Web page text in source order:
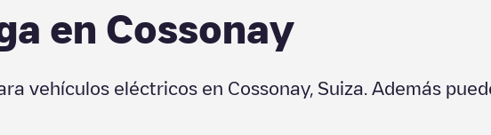
en Cossonay
vehículos eléctricos en Cossonay, Suiza . Además